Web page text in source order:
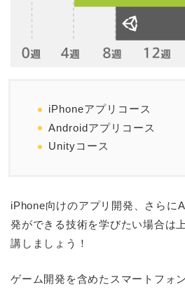
iPhoneアプリコース
Androidアプリコース
Unityコース
iPhone向けのアプリ開発、さらに
発ができる技術を学びたい場合は
講しましょう！
ゲーム開発を含めたスマートフォ